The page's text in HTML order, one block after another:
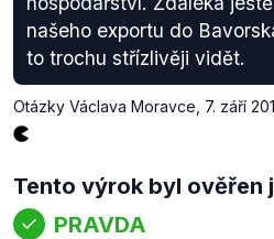
našeho exportu do
to trochu střízlivěji vidět.
Otázky Václava Moravce 7. září
Tento výrok byl ověřen
PRAVDA